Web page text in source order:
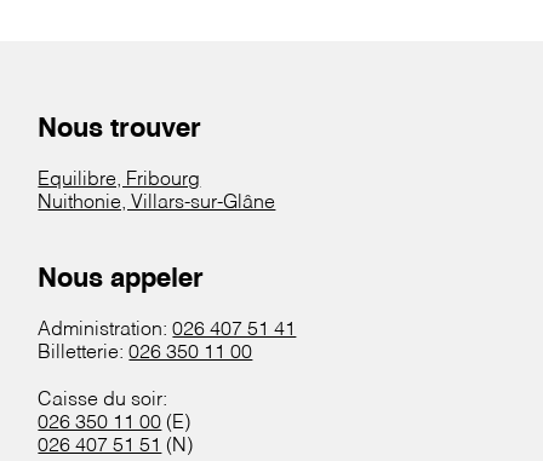
Nous trouver
Equilibre, Fribourg
Nuithonie, Villars-sur-Glâne
Nous appeler
Administration:026 407 51 41
Billetterie:026 350 11 00
Caisse du soir:
026 350 11 00 (E)
026 407 51 51 (N)